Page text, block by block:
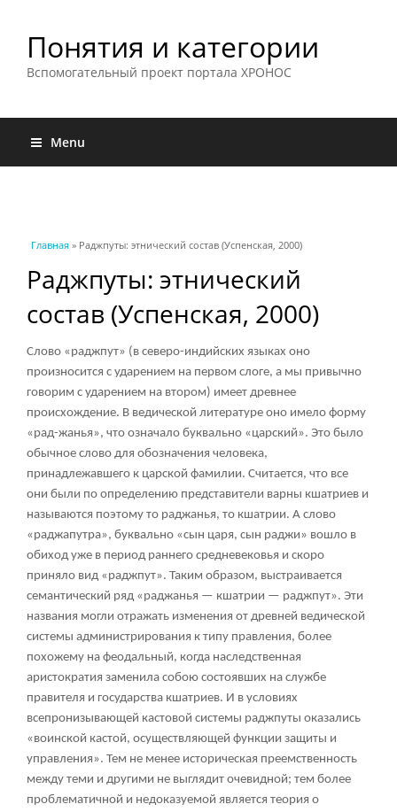
Понятия и категории
Вспомогательный проект портала ХРОНОС
Menu
Вы здесь
Главная » Раджпуты: этнический состав (Успенская, 2000)
Раджпуты: этнический
состав (Успенская, 2000)
Слово «раджпут» (в северо-индийских языках оно
произносится с ударением на первом слоге, а мы привычно
говорим с ударением на втором) имеет древнее
происхождение. В ведической литературе оно имело форму
«рад-жанья», что означало буквально «царский». Это было
обычное слово для обозначения человека,
принадлежавшего к царской фамилии. Считается, что все
они были по определению представители варны кшатриев и
называются поэтому то раджанья, то кшатрии. А слово
«раджапутра», буквально «сын царя, сын раджи» вошло в
обиход уже в период раннего средневековья и скоро
приняло вид «раджпут». Таким образом, выстраивается
семантический ряд «раджанья — кшатрии — раджпут». Эти
названия могли отражать изменения от древней ведической
системы администрирования к типу правления, более
похожему на феодальный, когда наследственная
аристократия заменила собою состоявших на службе
правителя и государства кшатриев. И в условиях
всепронизывающей кастовой системы раджпуты оказались
«воинской кастой, осуществляющей функции защиты и
управления». Тем не менее историческая преемственность
между теми и другими не выглядит очевидной; тем более
проблематичной и недоказуемой является теория о